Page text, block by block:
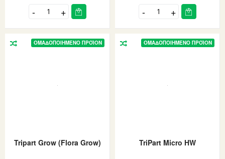
ΟΜΑΔΟΠΟΙΗΜΈΝΟ ΠΡΟΪΌΝ
Tripart Grow (Flora Grow)
ΟΜΑΔΟΠΟΙΗΜΈΝΟ ΠΡΟΪΌΝ
TriPart Micro HW